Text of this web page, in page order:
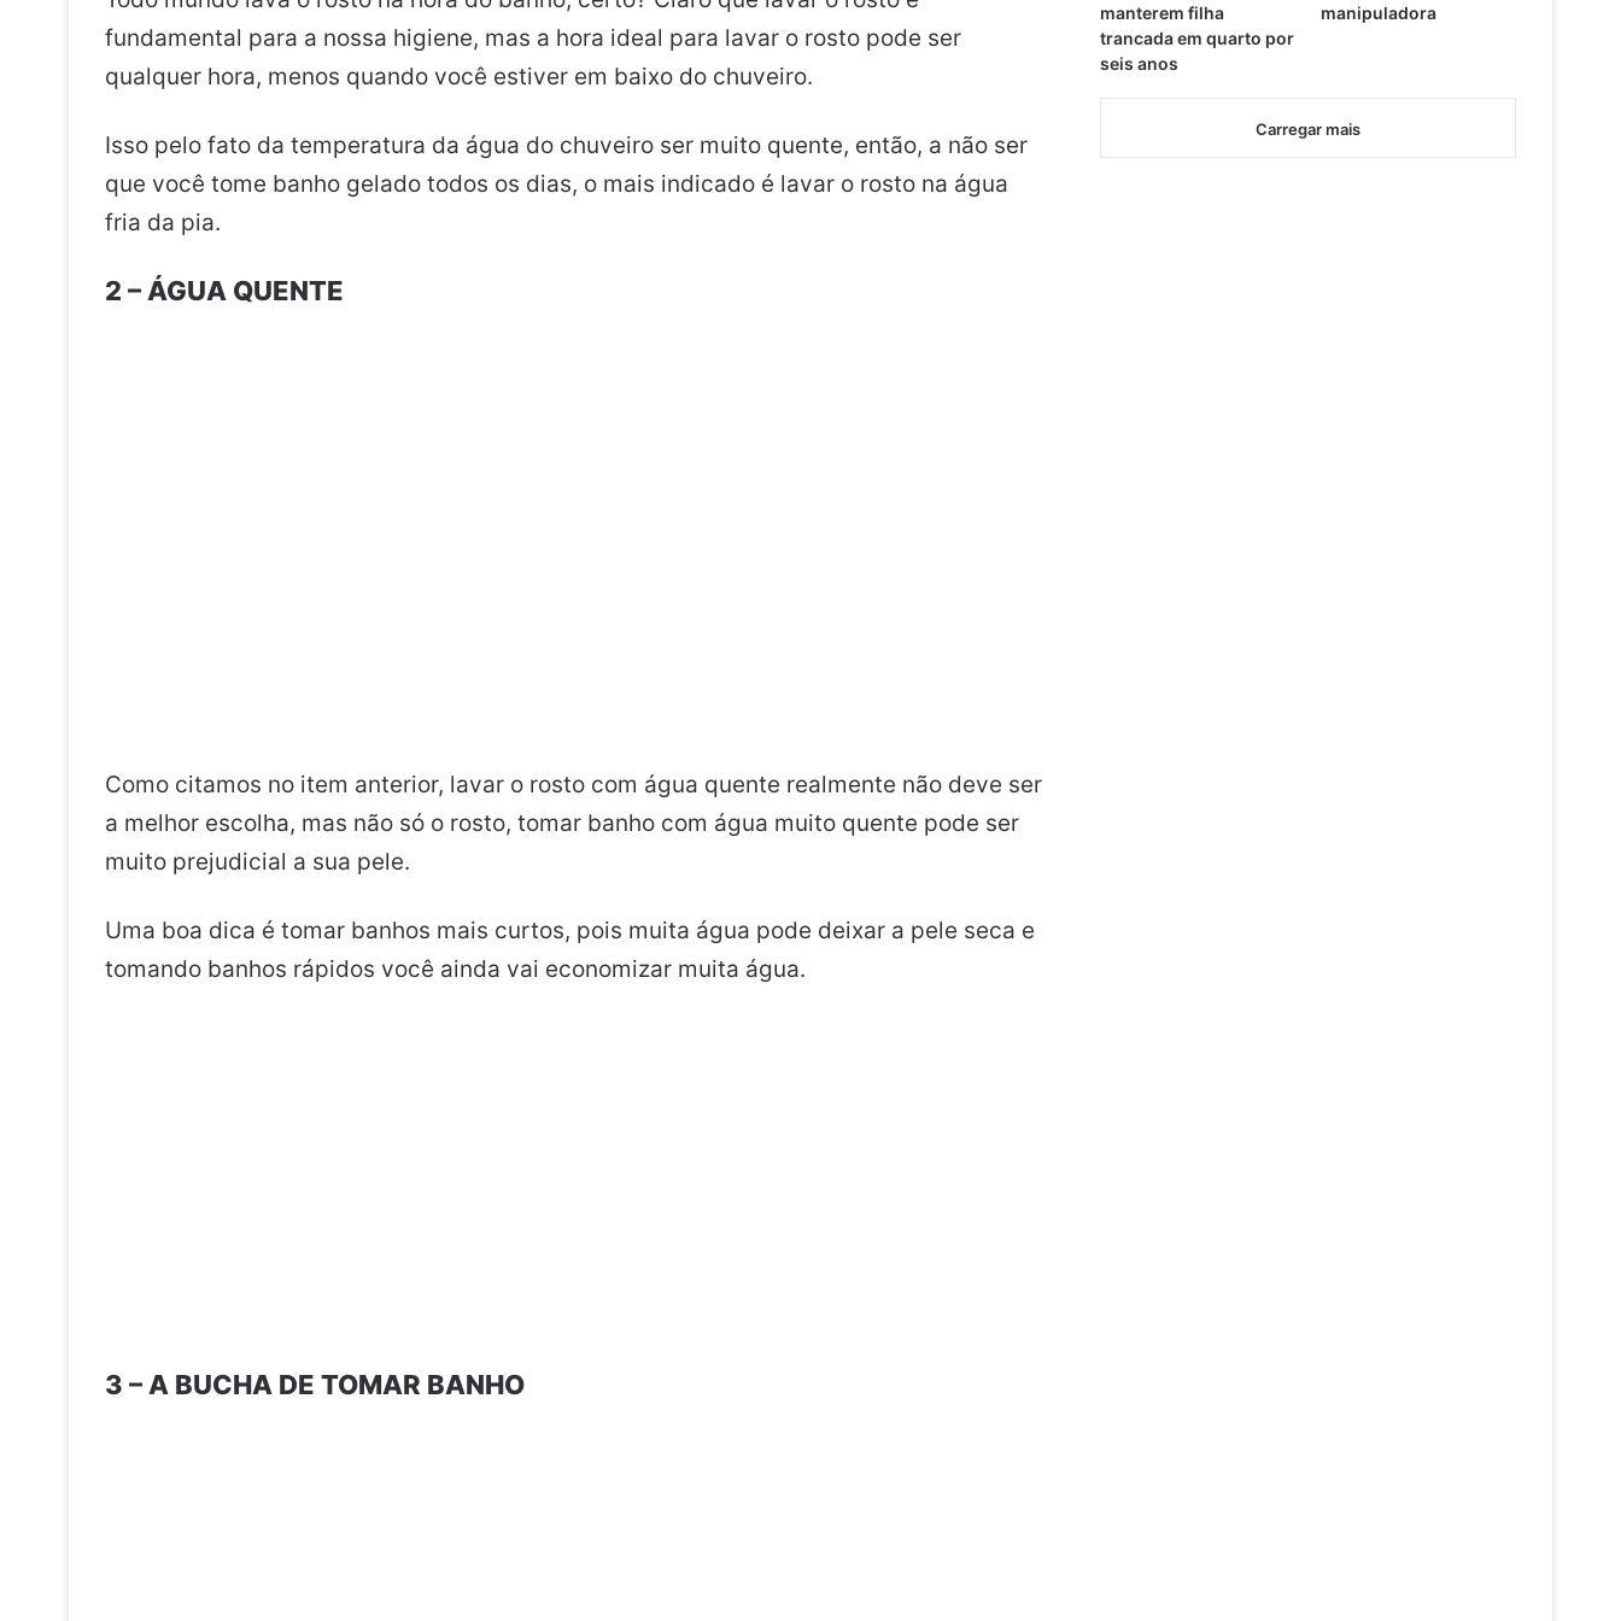
fundamental para a nossa higiene, mas a hora ideal para lavar o rosto pode ser
qualquer hora, menos quando você estiver em baixo do chuveiro.
Isso pelo fato da temperatura da água do chuveiro ser muito quente, então, a não ser
que você tome banho gelado todos os dias, o mais indicado é lavar o rosto na água
fria da pia.
2 – ÁGUA QUENTE
Como citamos no item anterior, lavar o rosto com água quente realmente não deve ser
a melhor escolha, mas não só o rosto, tomar banho com água muito quente pode ser
muito prejudicial a sua pele.
Uma boa dica é tomar banhos mais curtos, pois muita água pode deixar a pele seca e
tomando banhos rápidos você ainda vai economizar muita água.
3 – A BUCHA DE TOMAR BANHO
manterem filha
trancada em quarto por
seis anos
manipuladora
Carregar mais